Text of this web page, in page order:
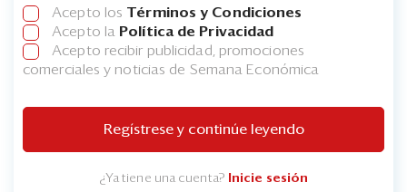
Acepto los Términos y Condiciones
Acepto la Política de Privacidad
Acepto recibir publicidad, promociones
comerciales y noticias de Semana Económica
Regístrese y continúe leyendo
¿Ya tiene una cuenta? Inicie sesión